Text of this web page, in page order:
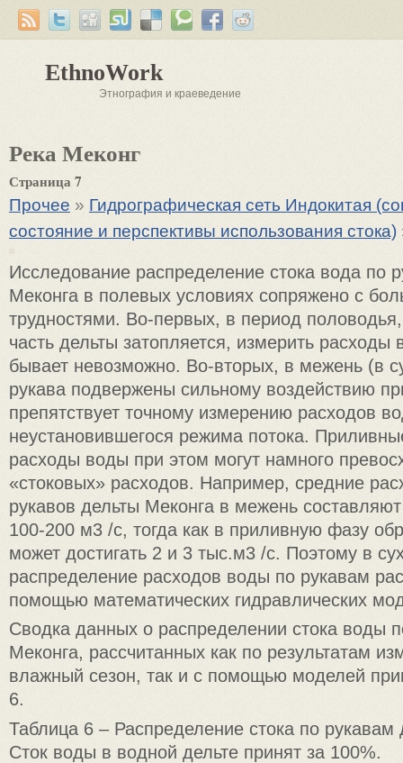
EthnoWork
Этнография и краеведение
Река Меконг
Страница 7
Прочее » Гидрографическая сеть Индокитая
состояние и перспективы использования стока)
Исследование распределение стока вода по
Меконга в полевых условиях сопряжено с
трудностями. Во-первых, в период
часть дельты затопляется, измерить расходы
бывает невозможно. Во-вторых, в межень (в
рукава подвержены сильному воздействию
препятствует точному измерению расходов
неустановившегося режима потока.
расходы воды при этом могут намного
«стоковых» расходов. Например, средние
рукавов дельты Меконга в межень
100-200 м3 /с, тогда как в приливную фазу
может достигать 2 и 3 тыс.м3 /с. Поэтому в
распределение расходов воды по рукавам
помощью математических гидравлических
Сводка данных о распределении стока воды
Меконга, рассчитанных как по результатам
влажный сезон, так и с помощью моделей
6.
Таблица 6 – Распределение стока по рукавам
Сток воды в водной дельте принят за 100%.